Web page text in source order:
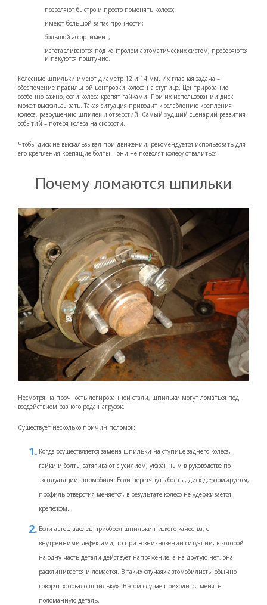
позволяют быстро и просто поменять колесо;
имеют большой запас прочности;
большой ассортимент;
изготавливаются под контролем автоматических систем, проверяются
и пакуются поштучно.
Колесные шпильки имеют диаметр 12 и 14 мм. Их главная задача –
обеспечение правильной центровки колеса на ступице. Центрирование
особенно важно, если колеса крепят гайками. При их использовании диск
может выскальзывать. Такая ситуация приводит к ослаблению крепления
колеса, разрушению шпилек и отверстий. Самый худший сценарий развития
событий – потеря колеса на скорости.
Чтобы диск не выскальзывал при движении, рекомендуется использовать для
его крепления крепящие болты – они не позволят колесу отвалиться.
Почему ломаются шпильки
Несмотря на прочность легированной стали, шпильки могут ломаться под
воздействием разного рода нагрузок.
Существует несколько причин поломок:
Когда осуществляется замена шпильки на ступице заднего колеса,
гайки и болты затягивают с усилием, указанным в руководстве по
эксплуатации автомобиля. Если перетянуть болты, диск деформируется,
профиль отверстия меняется, в результате колесо не удерживается
крепежом.
Если автовладелец приобрел шпильки низкого качества, с
внутренними дефектами, то при возникновении ситуации, в которой
на одну часть детали действует напряжение, а на другую нет, она
расклинивается и ломается. В таких случаях автомобилисты обычно
говорят «сорвало шпильку». В этом случае приходится менять
поломанную деталь.